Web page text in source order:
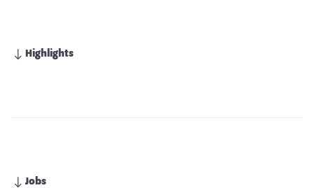
Highlights
Jobs